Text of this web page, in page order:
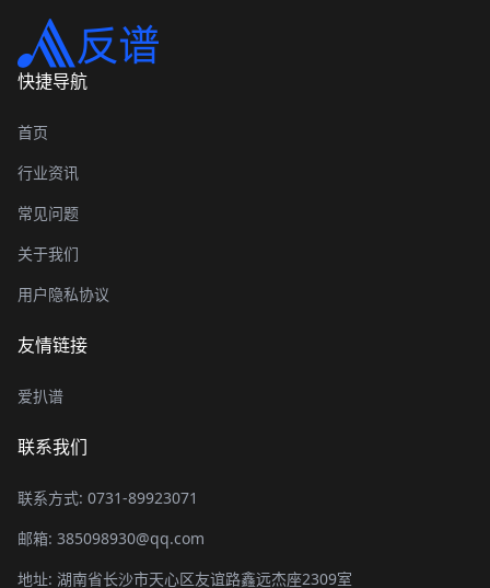
快捷导航
首页
行业资讯
常见问题
关于我们
用户隐私协议
友情链接
爱扒谱
联系我们
联系方式: 0731-89923071
邮箱: 385098930@qq.com
地址: 湖南省长沙市天心区友谊路鑫远杰座2309室